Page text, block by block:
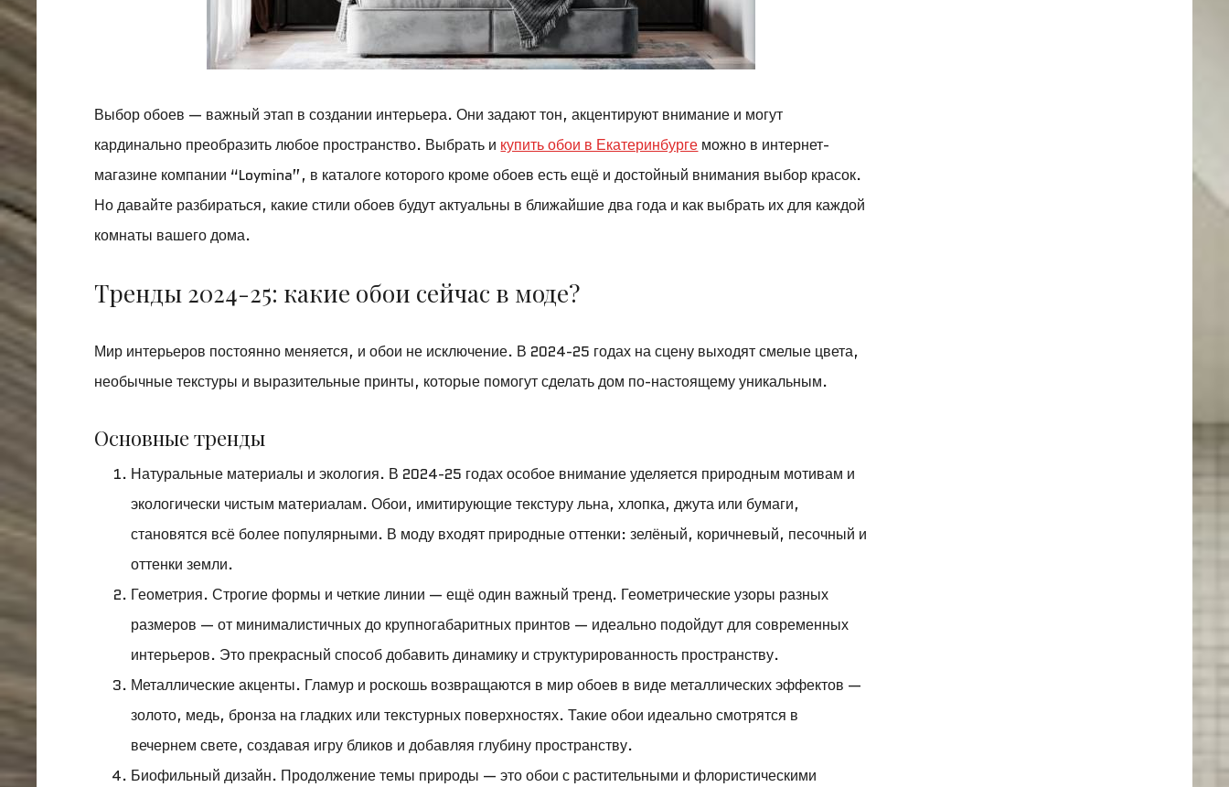
Выбор обоев — важный этап в создании интерьера. Они задают тон, акцентируют внимание и могут
кардинально преобразить любое пространство. Выбрать и купить обои в Екатеринбурге можно в интернет-
магазине компании “Loymina”, в каталоге которого кроме обоев есть ещё и достойный внимания выбор красок.
Но давайте разбираться, какие стили обоев будут актуальны в ближайшие два года и как выбрать их для каждой
комнаты вашего дома.
Тренды 2024-25: какие обои сейчас в моде?
Мир интерьеров постоянно меняется, и обои не исключение. В 2024-25 годах на сцену выходят смелые цвета,
необычные текстуры и выразительные принты, которые помогут сделать дом по-настоящему уникальным.
Основные тренды
Натуральные материалы и экология. В 2024-25 годах особое внимание уделяется природным мотивам и
экологически чистым материалам. Обои, имитирующие текстуру льна, хлопка, джута или бумаги,
становятся всё более популярными. В моду входят природные оттенки: зелёный, коричневый, песочный и
оттенки земли.
Геометрия. Строгие формы и четкие линии — ещё один важный тренд. Геометрические узоры разных
размеров — от минималистичных до крупногабаритных принтов — идеально подойдут для современных
интерьеров. Это прекрасный способ добавить динамику и структурированность пространству.
Металлические акценты. Гламур и роскошь возвращаются в мир обоев в виде металлических эффектов —
золото, медь, бронза на гладких или текстурных поверхностях. Такие обои идеально смотрятся в
вечернем свете, создавая игру бликов и добавляя глубину пространству.
Биофильный дизайн. Продолжение темы природы — это обои с растительными и флористическими